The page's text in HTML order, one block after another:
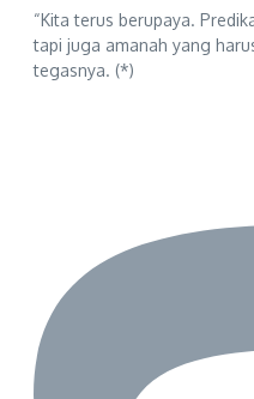
“Kita terus berupaya.
tapi juga amanah yang
tegasnya. (*)